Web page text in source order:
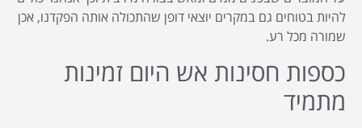
להיות בטוחים גם במקרים יוצאי דופן שהתכולה אותה הפקדנו, אכן
שמורה מכל רע.
כספות חסינות אש היום זמינות
מתמיד